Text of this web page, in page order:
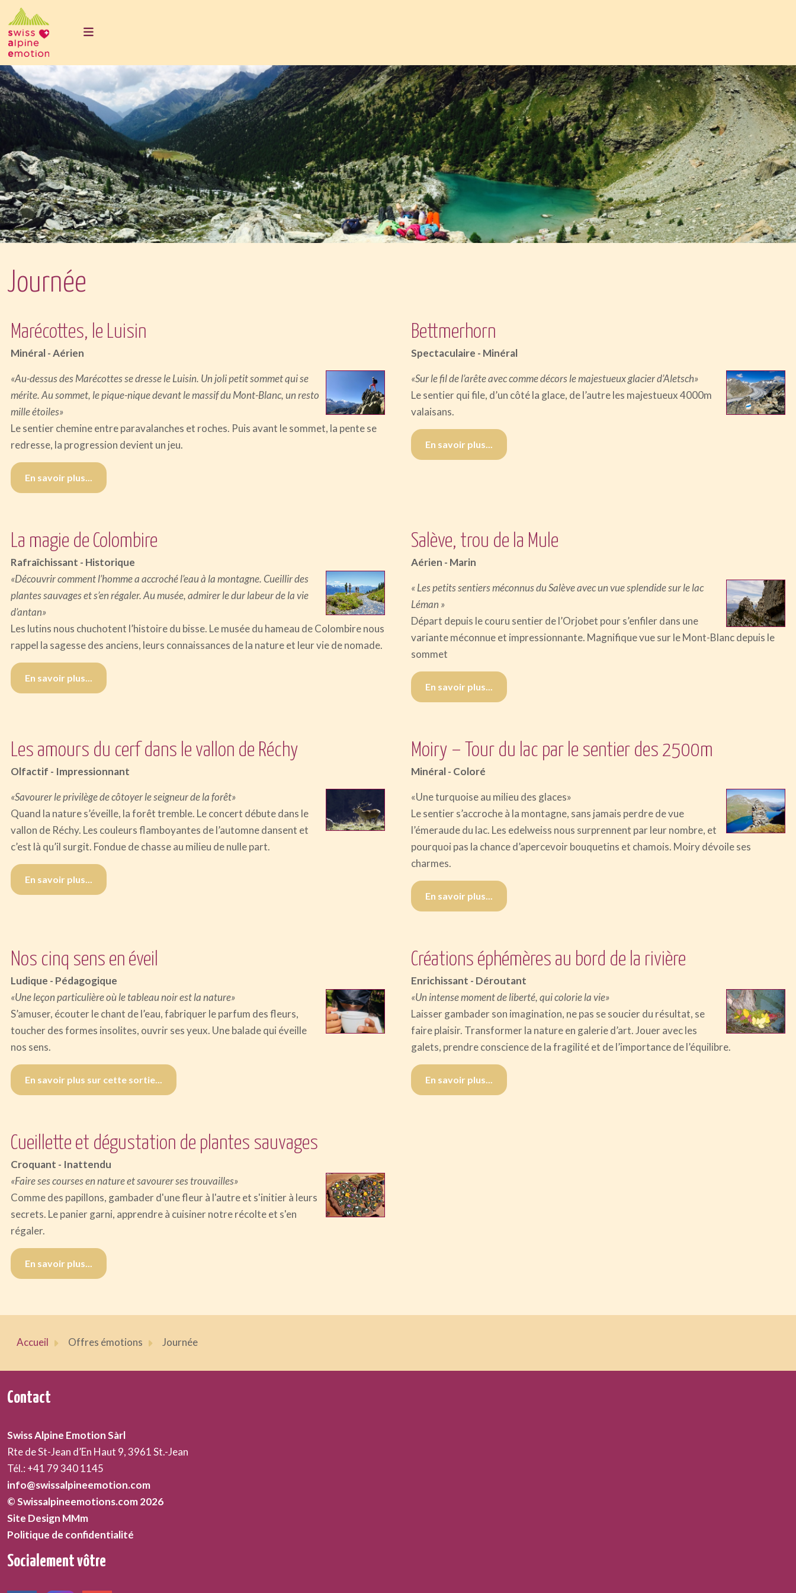
Journée
Marécottes, le Luisin
Minéral - Aérien
«Au-dessus des Marécottes se dresse le Luisin. Un joli petit sommet qui se
mérite. Au sommet, le pique-nique devant le massif du Mont-Blanc, un resto
mille étoiles»
Le sentier chemine entre paravalanches et roches. Puis avant le sommet, la pente se
redresse, la progression devient un jeu.
En savoir plus...
Bettmerhorn
Spectaculaire - Minéral
«Sur le fil de l’arête avec comme décors le majestueux glacier d’Aletsch»
Le sentier qui file, d’un côté la glace, de l’autre les majestueux 4000m
valaisans.
En savoir plus...
La magie de Colombire
Rafraîchissant - Historique
«Découvrir comment l’homme a accroché l’eau à la montagne. Cueillir des
plantes sauvages et s’en régaler. Au musée, admirer le dur labeur de la vie
d’antan»
Les lutins nous chuchotent l’histoire du bisse. Le musée du hameau de Colombire nous
rappel la sagesse des anciens, leurs connaissances de la nature et leur vie de nomade.
En savoir plus...
Salève, trou de la Mule
Aérien - Marin
« Les petits sentiers méconnus du Salève avec un vue splendide sur le lac
Léman »
Départ depuis le couru sentier de l’Orjobet pour s’enfiler dans une
variante méconnue et impressionnante. Magnifique vue sur le Mont-Blanc depuis le
sommet
En savoir plus...
Les amours du cerf dans le vallon de Réchy
Olfactif - Impressionnant
«Savourer le privilège de côtoyer le seigneur de la forêt»
Quand la nature s’éveille, la forêt tremble. Le concert débute dans le
vallon de Réchy. Les couleurs flamboyantes de l’automne dansent et
c’est là qu’il surgit. Fondue de chasse au milieu de nulle part.
En savoir plus...
Moiry – Tour du lac par le sentier des 2500m
Minéral - Coloré
«Une turquoise au milieu des glaces»
Le sentier s’accroche à la montagne, sans jamais perdre de vue
l’émeraude du lac. Les edelweiss nous surprennent par leur nombre, et
pourquoi pas la chance d’apercevoir bouquetins et chamois. Moiry dévoile ses
charmes.
En savoir plus...
Nos cinq sens en éveil
Ludique - Pédagogique
«Une leçon particulière où le tableau noir est la nature»
S’amuser, écouter le chant de l’eau, fabriquer le parfum des fleurs,
toucher des formes insolites, ouvrir ses yeux. Une balade qui éveille
nos sens.
En savoir plus sur cette sortie...
Créations éphémères au bord de la rivière
Enrichissant - Déroutant
«Un intense moment de liberté, qui colorie la vie»
Laisser gambader son imagination, ne pas se soucier du résultat, se
faire plaisir. Transformer la nature en galerie d’art. Jouer avec les
galets, prendre conscience de la fragilité et de l’importance de l’équilibre.
En savoir plus...
Cueillette et dégustation de plantes sauvages
Croquant - Inattendu
«Faire ses courses en nature et savourer ses trouvailles»
Comme des papillons, gambader d'une fleur à l'autre et s'initier à leurs
secrets. Le panier garni, apprendre à cuisiner notre récolte et s'en
régaler.
En savoir plus...
Accueil Offres émotions Journée
Contact
Swiss Alpine Emotion Sàrl
Rte de St-Jean d’En Haut 9, 3961 St.-Jean
Tél.: +41 79 340 1145
info@swissalpineemotion.com
© Swissalpineemotions.com 2026
Site Design MMm
Politique de confidentialité
Socialement vôtre